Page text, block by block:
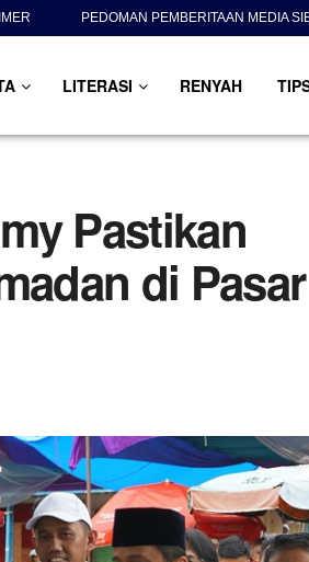
PEDOMAN PEMBERITAAN MEDIA
LITERASI RENYAH
Pastikan
di Pasar